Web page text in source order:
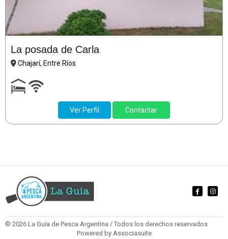
La posada de Carla
Chajarí, Entre Ríos
Ver Perfil Contactar
© 2026 La Guía de Pesca Argentina / Todos los derechos reservados
Powered by Associasuite